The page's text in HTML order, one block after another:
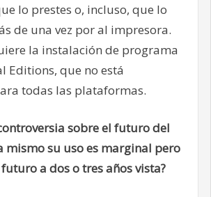
lo prestes o, incluso, que lo
de una vez por al impresora.
la instalación de programa
Editions, que no está
todas las plataformas.
sobre el futuro del
mismo su uso es marginal pero
futuro a dos o tres años vista?